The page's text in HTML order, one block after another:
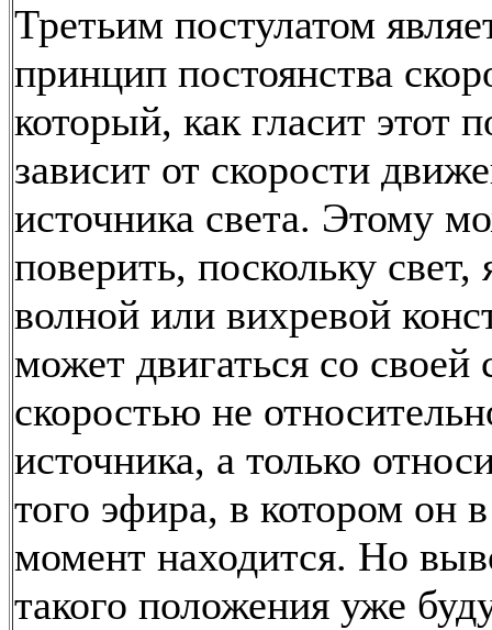
Третьим постулатом
принцип постоянства
который, как гласит этот
зависит от скорости
источника света. Этому
поверить, поскольку свет,
волной или вихревой
может двигаться со своей
скоростью не
источника, а только
того эфира, в котором он
момент находится. Но
такого положения уже